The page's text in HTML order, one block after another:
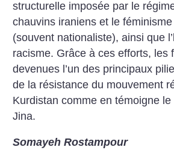
structurelle imposée par le
chauvins iraniens et le
(souvent nationaliste), ainsi que
racisme. Grâce à ces efforts, les
devenues l’un des principaux
de la résistance du mouvement
Kurdistan comme en témoigne
Jina.
Somayeh Rostampour